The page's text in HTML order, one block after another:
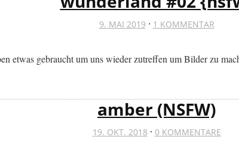
9. MAI 2019 · 1 KOMMENTAR
etwas gebraucht um uns wieder zutreffen um Bilder zu
amber (NSFW)
19. OKT. 2018 · 0 KOMMENTARE